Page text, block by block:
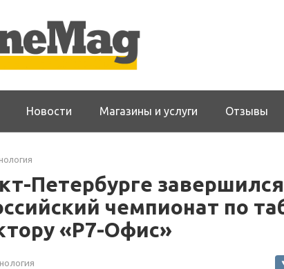
Новости Магазины и услуги Отзывы
Петербурге завершился
чемпионат по
«Р7-Офис»